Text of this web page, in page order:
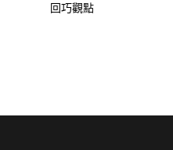
回巧觀點